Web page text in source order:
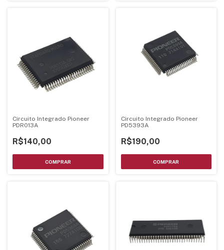
Circuito Integrado Pioneer
PDR013A
R$140,00
Circuito Integrado Pioneer
PD5393A
R$190,00